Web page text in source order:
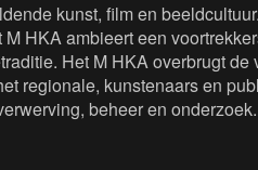
kunst, film en
HKA ambieert een
Het M HKA overbrugt
regionale, kunstenaars en
beheer en onderzoek.